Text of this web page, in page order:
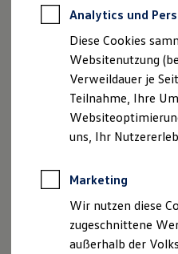
Autokredit mit
Versicherungen
Kfz-
Garantien
Wartungsverträge
Geschäftskunden
Professional
Großkunden
Behörden
Anpfiff zum Gewinn
Elektroautos
ID. Tutorials
Probefahrt
Analytics und
Diese Cookies
Websitenutzung
Verweildauer je
Teilnahme, Ihre
uns, Ihr
Marketing
Wir nutzen diese
zugeschnittene
außerhalb der